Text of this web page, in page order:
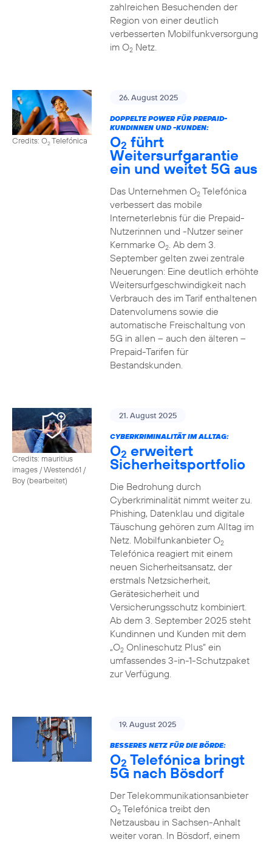
zahlreichen Besuchenden der
Region von einer deutlich
verbesserten Mobilfunkversorgung
im O2Netz.
Credits: O2Telefónica
26. August 2025
DOPPELTE POWER FÜR PREPAID-
KUNDINNEN UND -KUNDEN:
O2 führt
Weitersurfgarantie
ein und weitet 5G aus
Das Unternehmen O2Telefónica
verbessert das mobile
Interneterlebnis für die Prepaid-
Nutzerinnen und -Nutzer seiner
Kernmarke O2. Ab dem 3.
September gelten zwei zentrale
Neuerungen: Eine deutlich erhöhte
Weitersurfgeschwindigkeit nach
Verbrauch des im Tarif enthaltenen
Datenvolumens sowie die
automatische Freischaltung von
5G in allen – auch den älteren –
Prepaid-Tarifen für
Bestandskunden.
Credits: mauritius
images / Westend61 /
Boy (bearbeitet)
21. August 2025
CYBERKRIMINALITÄT IM ALLTAG:
O2 erweitert
Sicherheitsportfolio
Die Bedrohung durch
Cyberkriminalität nimmt weiter zu.
Phishing, Datenklau und digitale
Täuschung gehören zum Alltag im
Netz. Mobilfunkanbieter O2
Telefónica reagiert mit einem
neuen Sicherheitsansatz, der
erstmals Netzsicherheit,
Gerätesicherheit und
Versicherungsschutz kombiniert.
Ab dem 3. September 2025 steht
Kundinnen und Kunden mit dem
„O2Onlineschutz Plus“ ein
umfassendes 3-in-1-Schutzpaket
zur Verfügung.
19. August 2025
BESSERES NETZ FÜR DIE BÖRDE:
O2 Telefónica bringt
5G nach Bösdorf
Der Telekommunikationsanbieter
O2Telefónica treibt den
Netzausbau in Sachsen-Anhalt
weiter voran. In Bösdorf, einem